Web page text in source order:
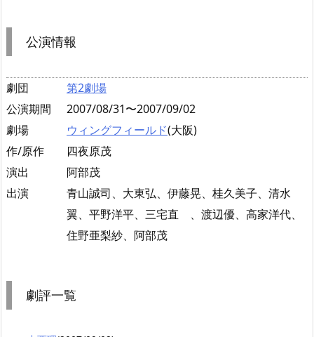
公演情報
劇団
第2劇場
公演期間
2007/08/31〜2007/09/02
劇場
ウィングフィールド(大阪)
作/原作
四夜原茂
演出
阿部茂
出演
青山誠司、大東弘、伊藤晃、桂久美子、清水
翼、平野洋平、三宅直 、渡辺優、高家洋代、
住野亜梨紗、阿部茂
劇評一覧